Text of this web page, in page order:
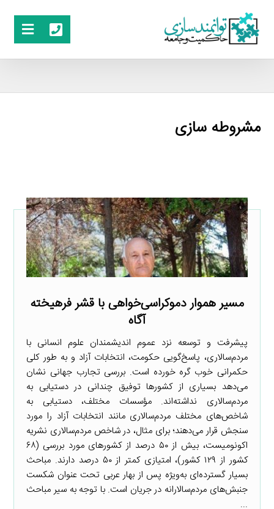
مشروطه سازی
مسیر هموار دموکراسی‌خواهی با قشر فرهیخته
آگاه
پیشرفت و توسعه نزد عموم اندیشمندان علوم انسانی با
مردم‌سالاری، پاسخ‌گویی حکومت، انتخابات آزاد و به طور کلی
حکمرانی خوب گره خورده است. بررسی تجارب جهانی نشان
می‌دهد بسیاری از کشورها توفیق چندانی در دستیابی به
مردم‌سالاری نداشته‌اند. مؤسسات مختلف، دستیابی به
شاخص‌های مختلف مردم‌سالاری مانند انتخابات آزاد را مورد
سنجش قرار می‌دهند؛ برای مثال، در شاخص مردم‌سالاری نشریه
اکونومیست، بیش از ۵۰ درصد از کشورهای مورد بررسی (۶۸
کشور از ۱۲۹ کشور)، امتیازی کمتر از ۵۰ درصد دارند. مباحث
بسیار گسترده‌ای به‌ویژه پس از بهار عربی تحت عنوان شکست
جنبش‌های مردم‌سالارانه در جریان است. با توجه به سیر مباحث
...